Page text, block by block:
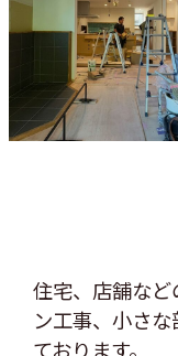
住宅、店舗な
ン工事、 小さな
ております。